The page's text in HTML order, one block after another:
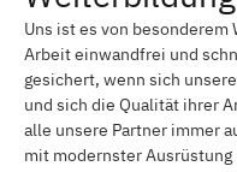
Uns ist es von besonderem
Arbeit einwandfrei und
gesichert, wenn sich
und sich die Qualität ihrer
alle unsere Partner immer
mit modernster